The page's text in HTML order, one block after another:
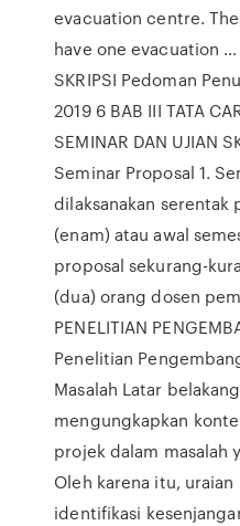
evacuation centre.
have one evacuation …
SKRIPSI Pedoman
2019 6 BAB III TATA
SEMINAR DAN UJIAN
Seminar Proposal 1.
dilaksanakan serentak
(enam) atau awal
proposal sekurang-
(dua) orang dosen
PENELITIAN
Penelitian
Masalah Latar
mengungkapkan
projek dalam masalah
Oleh karena itu,
identifikasi